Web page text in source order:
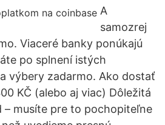
A
samozrej
Viaceré banky ponúkajú
po splnení istých
výbery zadarmo. Ako dostať
KČ (alebo aj viac) Dôležitá
– musíte pre to pochopiteľne